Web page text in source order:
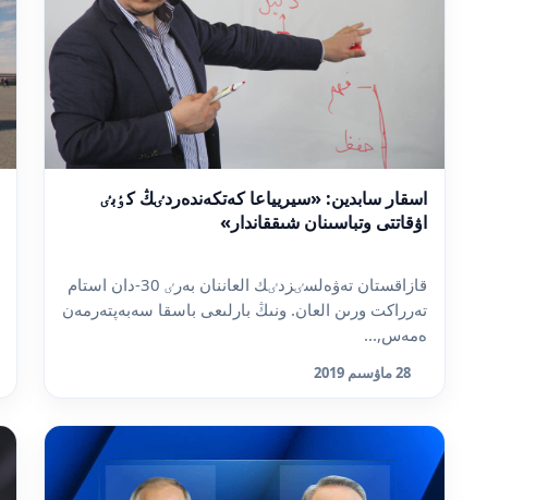
اسقار سابدين: «سيريياعا كەتكەندەردٸڭ كٶبٸ
اۋقاتتى وتباسىنان شىققاندار»
قازاقستان تەۋەلسٸزدٸك العاننان بەرٸ 30-دان استام
تەرراكت ورىن العان. ونىڭ بارلىعى باسقا سەبەپتەرمەن
ەمەس,...
28 ماۋسىم 2019